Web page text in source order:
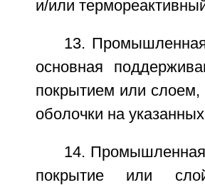
и/или
13.
основная
покрытием или
оболочки на
14. Промышленная
покрытие или